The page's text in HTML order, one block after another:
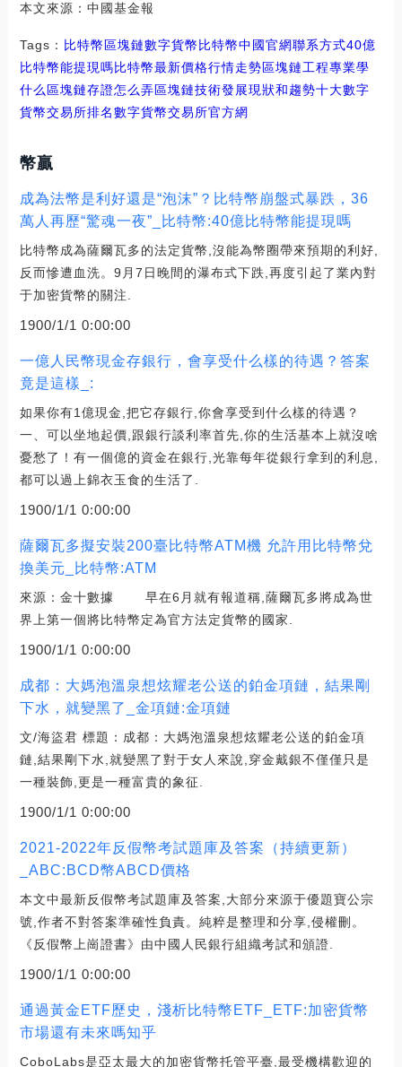
本文來源：中國基金報
Tags： 比特幣 區塊鏈數字貨幣比特幣中國官網聯系方式40億
比特幣能提現嗎比特幣最新價格行情走勢區塊鏈工程專業學
什么 區塊鏈存證怎么弄區塊鏈技術發展現狀和趨勢十大數字
貨幣交易所排名數字貨幣交易所官方網
幣贏
成為法幣是利好還是“泡沫”？比特幣崩盤式暴跌，36
萬人再歷“驚魂一夜”_比特幣:40億比特幣能提現嗎
比特幣成為薩爾瓦多的法定貨幣,沒能為幣圈帶來預期的利好,
反而慘遭血洗。9月7日晚間的瀑布式下跌,再度引起了業內對
于加密貨幣的關注.
1900/1/1 0:00:00
一億人民幣現金存銀行，會享受什么樣的待遇？答案
竟是這樣_:
如果你有1億現金,把它存銀行,你會享受到什么樣的待遇？
一、可以坐地起價,跟銀行談利率首先,你的生活基本上就沒啥
憂愁了！有一個億的資金在銀行,光靠每年從銀行拿到的利息,
都可以過上錦衣玉食的生活了.
1900/1/1 0:00:00
薩爾瓦多擬安裝200臺比特幣ATM機 允許用比特幣兌
換美元_比特幣:ATM
來源：金十數據 早在6月就有報道稱,薩爾瓦多將成為世
界上第一個將比特幣定為官方法定貨幣的國家.
1900/1/1 0:00:00
成都：大媽泡溫泉想炫耀老公送的鉑金項鏈，結果剛
下水，就變黑了_金項鏈:金項鏈
文/海盜君 標題：成都：大媽泡溫泉想炫耀老公送的鉑金項
鏈,結果剛下水,就變黑了對于女人來說,穿金戴銀不僅僅只是
一種裝飾,更是一種富貴的象征.
1900/1/1 0:00:00
2021-2022年反假幣考試題庫及答案（持續更新）
_ABC:BCD幣ABCD價格
本文中最新反假幣考試題庫及答案,大部分來源于優題寶公宗
號,作者不對答案準確性負責。純粹是整理和分享,侵權刪。
《反假幣上崗證書》由中國人民銀行組織考試和頒證.
1900/1/1 0:00:00
通過黃金ETF歷史，淺析比特幣ETF_ETF:加密貨幣
市場還有未來嗎知乎
CoboLabs是亞太最大的加密貨幣托管平臺,最受機構歡迎的